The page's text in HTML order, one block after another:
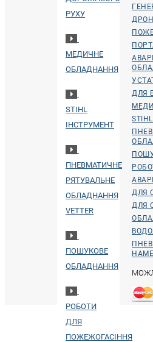
РУХУ
МЕДИЧНЕ
ОБЛАДНАННЯ
STIHL
ІНСТРУМЕНТ
ПНЕВМАТИЧНЕ
РЯТУВАЛЬНЕ
ОБЛАДНАННЯ
VETTER
ПОШУКОВЕ
ОБЛАДНАННЯ
РОБОТИ
ДЛЯ
ПОЖЕЖОГАСІННЯ
ДЛЯ
ДЛЯ
ДЛЯ